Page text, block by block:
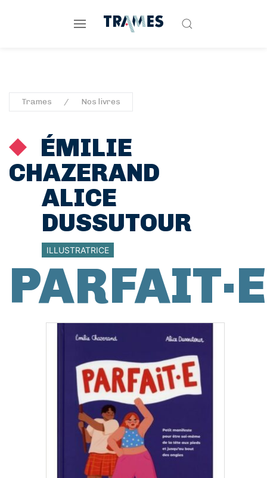
Trames Nos livres
ÉMILIE
CHAZERAND
ALICE
DUSSUTOUR
ILLUSTRATRICE
PARFAIT·E